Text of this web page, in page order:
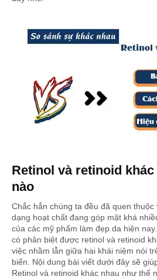
Retinol và retinoid
nào
Chắc hẳn chúng ta đều đã quen
dạng hoạt chất đang góp mặt khá
của các mỹ phẩm làm đẹp da hiện
có phân biệt được retinol và retinoid
việc nhầm lẫn giữa hai khái niệm nói
biến. Nội dung bài viết dưới đây sẽ
Retinol và retinoid khác nhau như thế